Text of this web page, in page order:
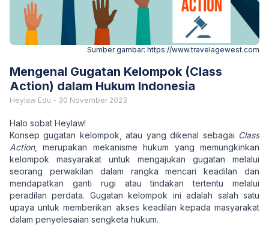
Sumber gambar: https://www.travelagewest.com
Mengenal Gugatan Kelompok (Class
Action) dalam Hukum Indonesia
Heylaw Edu - 30 November 2023
Halo sobat Heylaw!
Konsep gugatan kelompok, atau yang dikenal sebagai Class
Action, merupakan mekanisme hukum yang memungkinkan
kelompok masyarakat untuk mengajukan gugatan melalui
seorang perwakilan dalam rangka mencari keadilan dan
mendapatkan ganti rugi atau tindakan tertentu melalui
peradilan perdata. Gugatan kelompok ini adalah salah satu
upaya untuk memberikan akses keadilan kepada masyarakat
dalam penyelesaian sengketa hukum.